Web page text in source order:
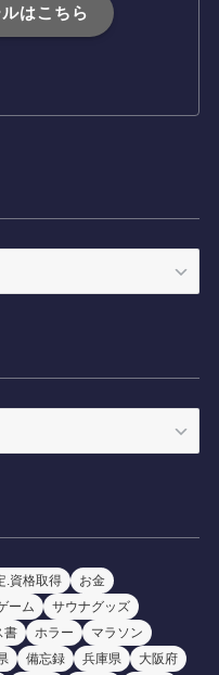
はこちら
.資格取得
お金
ーム
サウナグッズ
書 ホラー
マラソン
備忘録 兵庫県 大阪府